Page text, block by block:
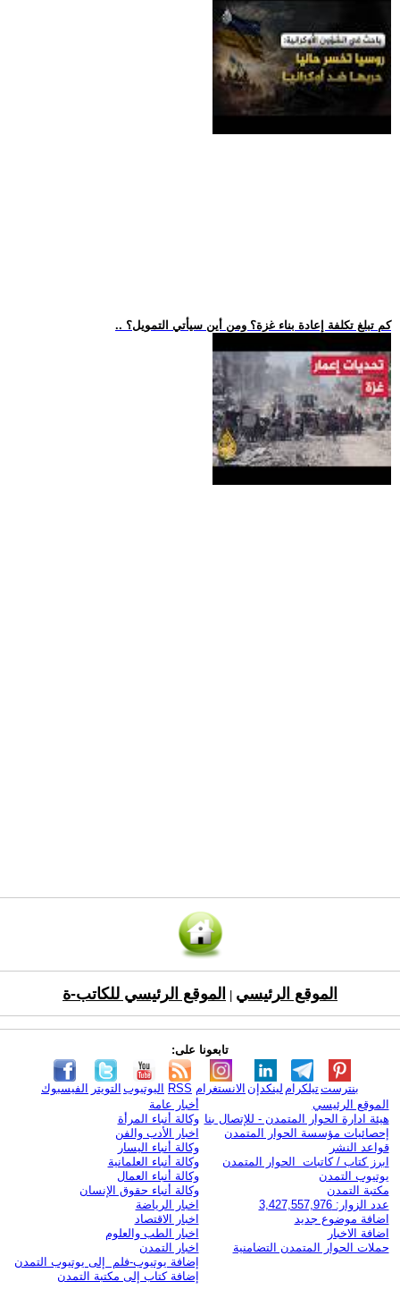
.. كم تبلغ تكلفة إعادة بناء غزة؟ ومن أين سيأتي التمويل؟
الموقع الرئيسي الموقع الرئيسي للكاتب-ة
تابعونا على:
الفيسبوك التويتر اليوتيوب RSS الانستغرام لينكدإن تيلكرامبنترست
الموقع الرئيسي
هيئة ادارة الحوار المتمدن - للإتصال بنا
إحصائيات مؤسسة الحوار المتمدن
قواعد النشر
ابرز كتاب / كاتبات الحوار المتمدن
يوتيوب التمدن
مكتبة التمدن
عدد الزوار: 3,427,557,976
اضافة موضوع جديد
اضافة الاخبار
حملات الحوار المتمدن التضامنية
أخبار عامة
وكالة أنباء المرأة
اخبار الأدب والفن
وكالة أنباء اليسار
وكالة أنباء العلمانية
وكالة أنباء العمال
وكالة أنباء حقوق الإنسان
اخبار الرياضة
اخبار الاقتصاد
اخبار الطب والعلوم
اخبار التمدن
إضافة يوتيوب-فلم إلى يوتيوب التمدن
إضافة كتاب إلى مكتبة التمدن